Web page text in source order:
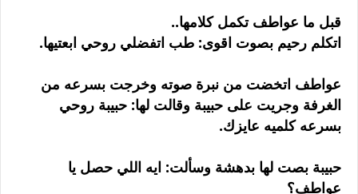
قبل ما عواطف تكمل كلامها..
اتكلم رحيم بصوت اقوى: طب اتفضلي روحي ابعتيها.
عواطف اتخضت من نبرة صوته وخرجت بسرعه من
الغرفة وجريت على حبيبة وقالت لها: حبيبة روحي
بسرعه كلميه عايزك.
حبيبة بصت لها بدهشة وسألت: ايه اللي حصل يا
عواطف؟